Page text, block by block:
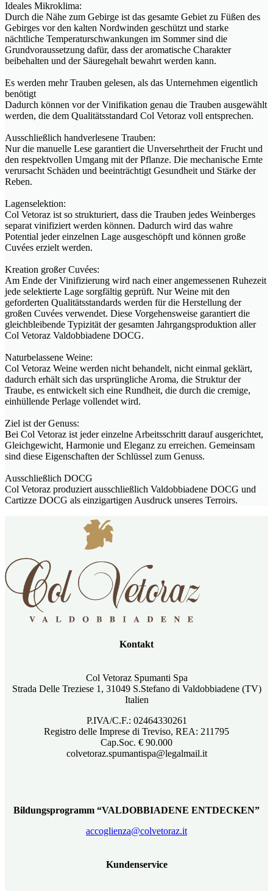
Ideales Mikroklima:
Durch die Nähe zum Gebirge ist das gesamte Gebiet zu Füßen des
Gebirges vor den kalten Nordwinden geschützt und starke
nächtliche Temperaturschwankungen im Sommer sind die
Grundvoraussetzung dafür, dass der aromatische Charakter
beibehalten und der Säuregehalt bewahrt werden kann.
Es werden mehr Trauben gelesen, als das Unternehmen eigentlich
benötigt
Dadurch können vor der Vinifikation genau die Trauben ausgewählt
werden, die dem Qualitätsstandard Col Vetoraz voll entsprechen.
Ausschließlich handverlesene Trauben:
Nur die manuelle Lese garantiert die Unversehrtheit der Frucht und
den respektvollen Umgang mit der Pflanze. Die mechanische Ernte
verursacht Schäden und beeinträchtigt Gesundheit und Stärke der
Reben.
Lagenselektion:
Col Vetoraz ist so strukturiert, dass die Trauben jedes Weinberges
separat vinifiziert werden können. Dadurch wird das wahre
Potential jeder einzelnen Lage ausgeschöpft und können große
Cuvées erzielt werden.
Kreation großer Cuvées:
Am Ende der Vinifizierung wird nach einer angemessenen Ruhezeit
jede selektierte Lage sorgfältig geprüft. Nur Weine mit den
geforderten Qualitätsstandards werden für die Herstellung der
großen Cuvées verwendet. Diese Vorgehensweise garantiert die
gleichbleibende Typizität der gesamten Jahrgangsproduktion aller
Col Vetoraz Valdobbiadene DOCG.
Naturbelassene Weine:
Col Vetoraz Weine werden nicht behandelt, nicht einmal geklärt,
dadurch erhält sich das ursprüngliche Aroma, die Struktur der
Traube, es entwickelt sich eine Rundheit, die durch die cremige,
einhüllende Perlage vollendet wird.
Ziel ist der Genuss:
Bei Col Vetoraz ist jeder einzelne Arbeitsschritt darauf ausgerichtet,
Gleichgewicht, Harmonie und Eleganz zu erreichen. Gemeinsam
sind diese Eigenschaften der Schlüssel zum Genuss.
Ausschließlich DOCG
Col Vetoraz produziert ausschließlich Valdobbiadene DOCG und
Cartizze DOCG als einzigartigen Ausdruck unseres Terroirs.
Kontakt
Col Vetoraz Spumanti Spa
Strada Delle Treziese 1, 31049 S.Stefano di Valdobbiadene (TV)
Italien
P.IVA/C.F.: 02464330261
Registro delle Imprese di Treviso, REA: 211795
Cap.Soc. € 90.000
colvetoraz.spumantispa@legalmail.it
Bildungsprogramm “VALDOBBIADENE ENTDECKEN”
accoglienza@colvetoraz.it
Kundenservice